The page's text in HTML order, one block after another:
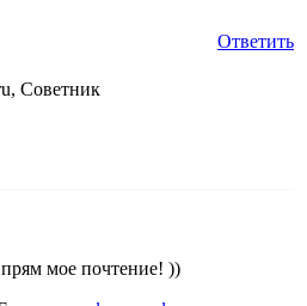
Ответить
Советник
мое почтение! ))